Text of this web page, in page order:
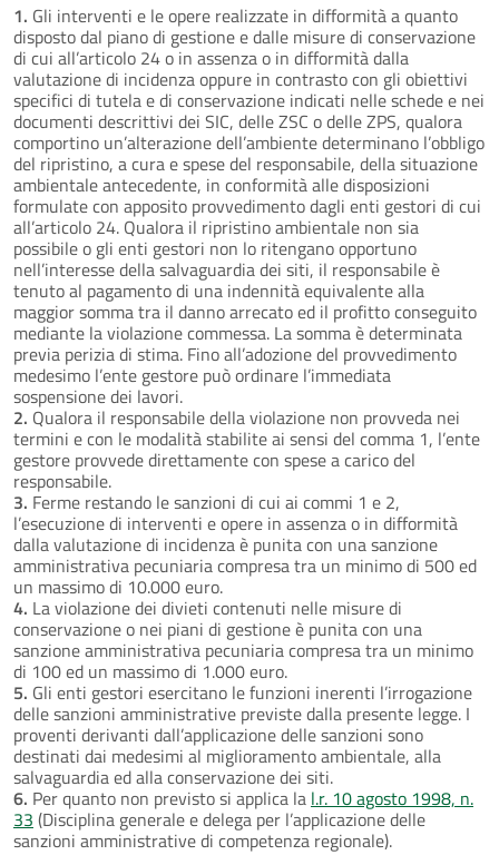
1. Gli interventi e le opere realizzate in difformità a quanto
disposto dal piano di gestione e dalle misure di conservazione
di cui all’articolo 24 o in assenza o in difformità dalla
valutazione di incidenza oppure in contrasto con gli obiettivi
specifici di tutela e di conservazione indicati nelle schede e nei
documenti descrittivi dei SIC, delle ZSC o delle ZPS, qualora
comportino un’alterazione dell’ambiente determinano l’obbligo
del ripristino, a cura e spese del responsabile, della situazione
ambientale antecedente, in conformità alle disposizioni
formulate con apposito provvedimento dagli enti gestori di cui
all’articolo 24. Qualora il ripristino ambientale non sia
possibile o gli enti gestori non lo ritengano opportuno
nell’interesse della salvaguardia dei siti, il responsabile è
tenuto al pagamento di una indennità equivalente alla
maggior somma tra il danno arrecato ed il profitto conseguito
mediante la violazione commessa. La somma è determinata
previa perizia di stima. Fino all’adozione del provvedimento
medesimo l’ente gestore può ordinare l’immediata
sospensione dei lavori.
2. Qualora il responsabile della violazione non provveda nei
termini e con le modalità stabilite ai sensi del comma 1, l’ente
gestore provvede direttamente con spese a carico del
responsabile.
3. Ferme restando le sanzioni di cui ai commi 1 e 2,
l’esecuzione di interventi e opere in assenza o in difformità
dalla valutazione di incidenza è punita con una sanzione
amministrativa pecuniaria compresa tra un minimo di 500 ed
un massimo di 10.000 euro.
4. La violazione dei divieti contenuti nelle misure di
conservazione o nei piani di gestione è punita con una
sanzione amministrativa pecuniaria compresa tra un minimo
di 100 ed un massimo di 1.000 euro.
5. Gli enti gestori esercitano le funzioni inerenti l’irrogazione
delle sanzioni amministrative previste dalla presente legge. I
proventi derivanti dall’applicazione delle sanzioni sono
destinati dai medesimi al miglioramento ambientale, alla
salvaguardia ed alla conservazione dei siti.
6. Per quanto non previsto si applica la l.r. 10 agosto 1998, n.
33 (Disciplina generale e delega per l’applicazione delle
sanzioni amministrative di competenza regionale).